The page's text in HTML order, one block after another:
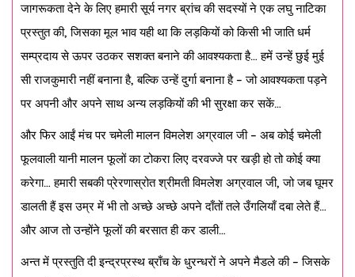
जागरूकता देने के लिए हमारी सूर्य नगर ब्रांच की सदस्यों ने एक लघु नाटिका
प्रस्तुत की,जिसका मूल भाव यही था कि लड़कियों को किसी भी जाति धर्म
सम्प्रदाय से ऊपर उठकर सशक्त बनाने की आवश्यकता है…हमें उन्हें छुई मुई
सी राजकुमारी नहीं बनाना है,बल्कि उन्हें दुर्गा बनाना है–जो आवश्यकता पड़ने
पर अपनी और अपने साथ अन्य लड़कियों की भी सुरक्षा कर सकें…
और फिर आईं मंच पर चमेली मालन विमलेश अग्रवाल जी– अब कोई चमेली
फूलवाली यानी मालन फूलों का टोकरा लिए दरवज्जे पर खड़ी हो तो कोई क्या
करेगा…हमारी सबकी प्रेरणास्रोत श्रीमती विमलेश अग्रवाल जी,जो जब घूमर
डालती हैं इस उम्र में भी तो अच्छे अच्छे अपने दाँतों तले उँगलियाँ दबा लेते हैं…
और आज तो उन्होंने फूलों की बरसात ही कर डाली…
अन्त में प्रस्तुति दी इन्द्रप्रस्थ ब्राँच के धुरन्धरों ने अपने मैडले की–जिसके